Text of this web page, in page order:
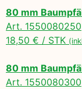
80 mm
Art. 1550080250
18,50 € / STK
80 mm
Art. 1550080300